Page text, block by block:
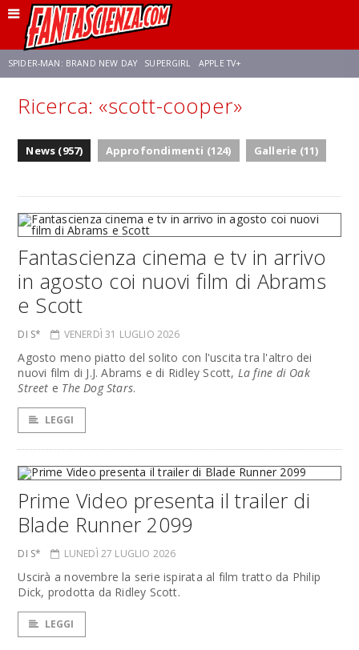
SPIDER-MAN: BRAND NEW DAY SUPERGIRL APPLE TV+
FRANCO RICCIARDIELLO ZENDAYA STAR TREK AVENGERS: DOOMSDAY
Ricerca: «scott-cooper»
News (957) Approfondimenti (124) Gallerie (11)
Fantascienza cinema e tv in arrivo
in agosto coi nuovi film di Abrams
e Scott
DI S* VENERDÌ 31 LUGLIO 2026
Agosto meno piatto del solito con l'uscita tra l'altro dei
nuovi film di J.J. Abrams e di Ridley Scott, La fine di Oak
Street e The Dog Stars.
LEGGI
Prime Video presenta il trailer di
Blade Runner 2099
DI S* LUNEDÌ 27 LUGLIO 2026
Uscirà a novembre la serie ispirata al film tratto da Philip
Dick, prodotta da Ridley Scott.
LEGGI